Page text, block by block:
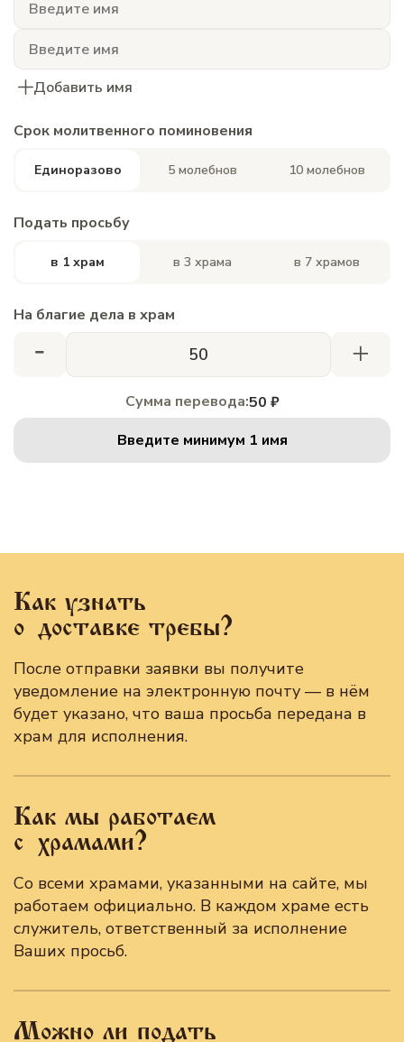
Добавить имя
Срок молитвенного поминовения
Единоразово 5 молебнов 10 молебнов
Подать просьбу
в 1 храм в 3 храма в 7 храмов
На благие дела в храм
- +
Сумма перевода:50 ₽
Введите минимум 1 имя
Как узнать
о доставке требы?
После отправки заявки вы получите
уведомление на электронную почту — в нём
будет указано, что ваша просьба передана в
храм для исполнения.
Как мы работаем
с храмами?
Со всеми храмами, указанными на сайте, мы
работаем официально. В каждом храме есть
служитель, ответственный за исполнение
Ваших просьб.
Можно ли подать